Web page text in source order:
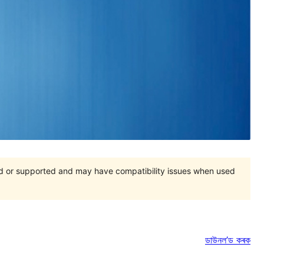
or supported and may have compatibility issues when used
ডাউনল’ড কৰক